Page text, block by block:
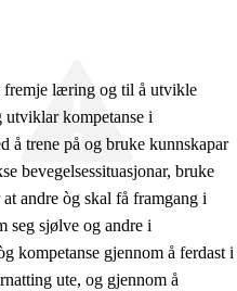
fremje læring og til å utvikle
utviklar kompetanse i
å trene på og bruke kunnskapar
bevegelsessituasjonar, bruke
andre òg skal få framgang i
seg sjølve og andre i
kompetanse gjennom å ferdast i
ute, og gjennom å